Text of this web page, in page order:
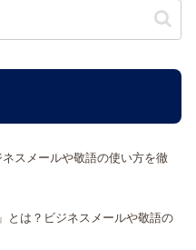
スメールや敬語の使い方を徹
とは？ビジネスメールや敬語の